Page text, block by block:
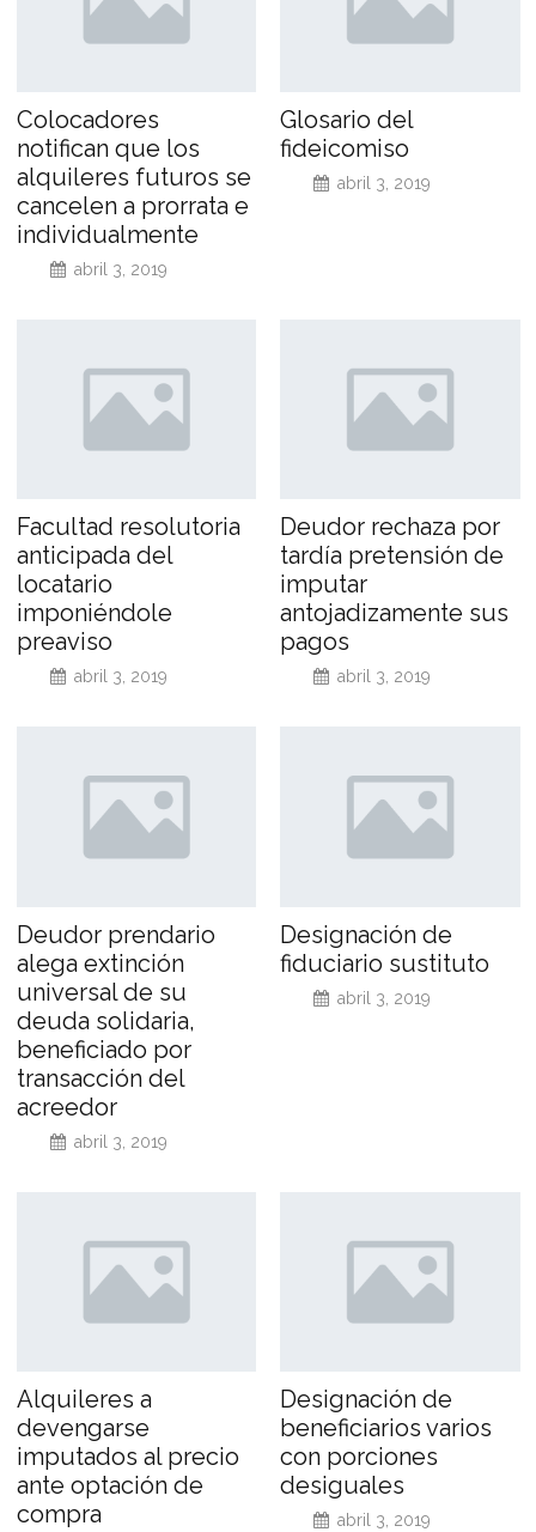
Colocadores
notifican que los
alquileres futuros se
cancelen a prorrata e
individualmente
abril 3, 2019
Glosario del
fideicomiso
abril 3, 2019
Facultad resolutoria
anticipada del
locatario
imponiéndole
preaviso
abril 3, 2019
Deudor rechaza por
tardía pretensión de
imputar
antojadizamente sus
pagos
abril 3, 2019
Deudor prendario
alega extinción
universal de su
deuda solidaria,
beneficiado por
transacción del
acreedor
abril 3, 2019
Designación de
fiduciario sustituto
abril 3, 2019
Alquileres a
devengarse
imputados al precio
ante optación de
compra
Designación de
beneficiarios varios
con porciones
desiguales
abril 3, 2019